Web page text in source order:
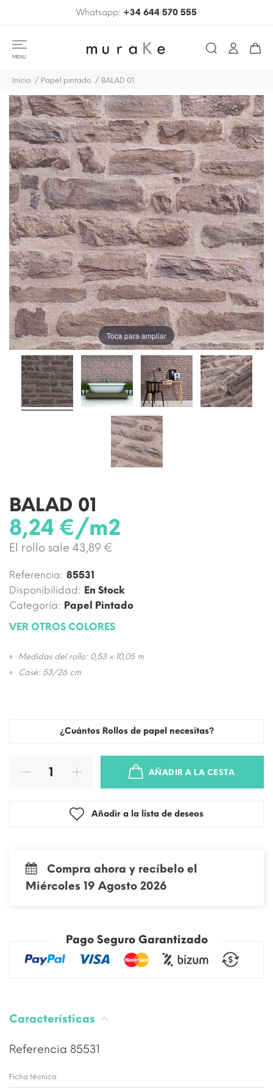
Whatsapp: +34 644 570 555
MENU
Inicio Papel pintado BALAD 01
Toca para ampliar
BALAD 01
8,24 €/m2
El rollo sale 43,89 €
Referencia: 85531
Disponibilidad: En Stock
Categoría: Papel Pintado
VER OTROS COLORES
Medidas del rollo: 0,53 x 10,05 m
Case: 53/26 cm
¿Cuántos Rollos de papel necesitas?
AÑADIR A LA CESTA
Añadir a la lista de deseos
Compra ahora y recíbelo el
Miércoles 19 Agosto 2026
Pago Seguro Garantizado
Características
Referencia 85531
Ficha técnica